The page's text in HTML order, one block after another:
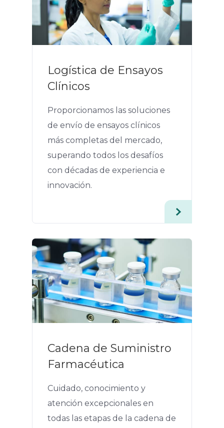
Logística de Ensayos
Clínicos
Proporcionamos las soluciones
de envío de ensayos clínicos
más completas del mercado,
superando todos los desafíos
con décadas de experiencia e
innovación.
Cadena de Suministro
Farmacéutica
Cuidado, conocimiento y
atención excepcionales en
todas las etapas de la cadena de